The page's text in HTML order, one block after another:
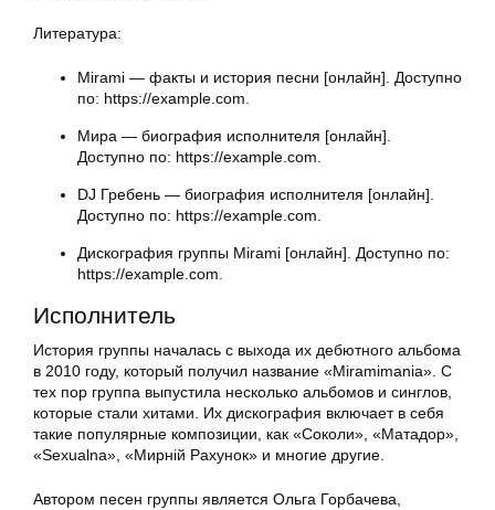
Литература:
Mirami — факты и история песни [онлайн]. Доступно
по: https://example.com.
Мира — биография исполнителя [онлайн].
Доступно по: https://example.com.
DJ Гребень — биография исполнителя [онлайн].
Доступно по: https://example.com.
Дискография группы Mirami [онлайн]. Доступно по:
https://example.com.
Исполнитель
История группы началась с выхода их дебютного альбома
в 2010 году, который получил название «Miramimania». С
тех пор группа выпустила несколько альбомов и синглов,
которые стали хитами. Их дискография включает в себя
такие популярные композиции, как «Соколи», «Матадор»,
«Sexualna», «Мирній Рахунок» и многие другие.
Автором песен группы является Ольга Горбачева,